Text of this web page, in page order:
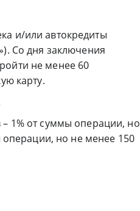
и/или автокредиты
Со дня заключения
не менее 60
карту.
1% от суммы операции, но
операции, но не менее 150